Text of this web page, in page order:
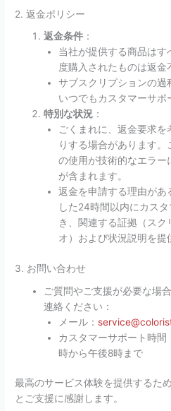
2. 返金ポリシー
返金条件 ：
当社が提供する商品は
度購入されたものは返金
サブスクリプションの過
いつでもカスタマーサポ
特別な状況 ：
ごくまれに、返金要求
りする場合があります
の使用が技術的なエラー
が含まれます。
返金を申請する理由があ
した24時間以内にカス
き、関連する証拠（ス
オ）および状況説明を提
3. お問い合わせ
ご質問やご支援が必要な場
連絡ください：
メール：
カスタマーサポート時
時から午後8時まで
最高のサービス体験を提供するた
とご支援に感謝します。